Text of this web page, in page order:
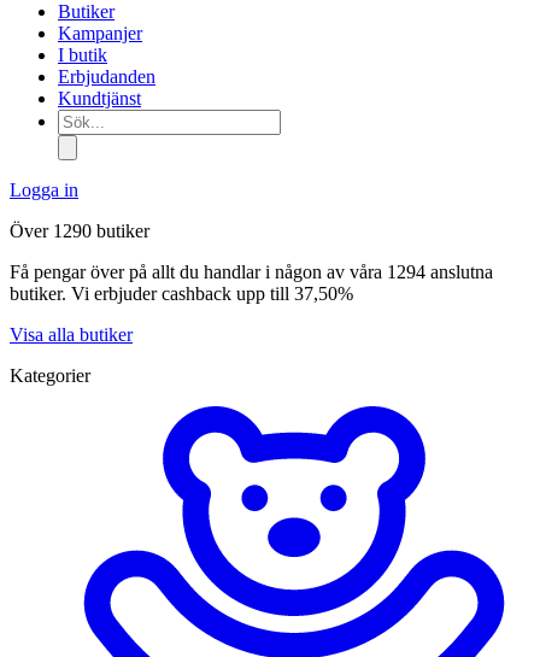
Butiker
Kampanjer
I butik
Erbjudanden
Kundtjänst
Sök...
Logga in
Över 1290 butiker
Få pengar över på allt du handlar i någon av våra 1294 anslutna
butiker. Vi erbjuder cashback upp till 37,50%
Visa alla butiker
Kategorier